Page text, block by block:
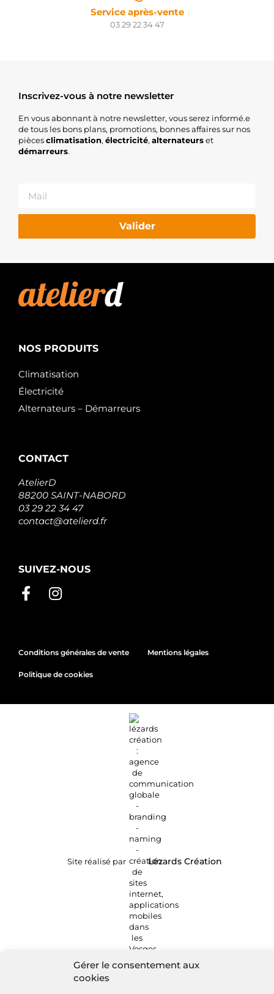
Gérer le consentement aux
cookies
Service après-vente
03 29 22 34 47
Inscrivez-vous à notre newsletter
En vous abonnant à notre newsletter, vous serez informé.e
de tous les bons plans, promotions, bonnes affaires sur nos
piècesclimatisation, électricité, alternateurset
démarreurs.
Valider
NOS PRODUITS
Climatisation
Électricité
Alternateurs – Démarreurs
CONTACT
AtelierD
88200 SAINT-NABORD
03 29 22 34 47
contact@atelierd.fr
SUIVEZ-NOUS
Conditions générales de vente Mentions légales
Politique de cookies
Site réalisé par Lézards Création